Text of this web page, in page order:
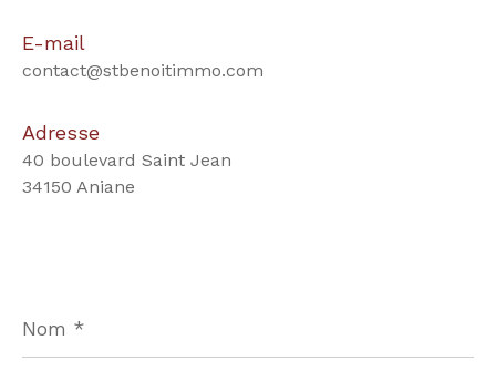
E-mail
contact@stbenoitimmo.com
Adresse
40 boulevard Saint Jean
34150 Aniane
*